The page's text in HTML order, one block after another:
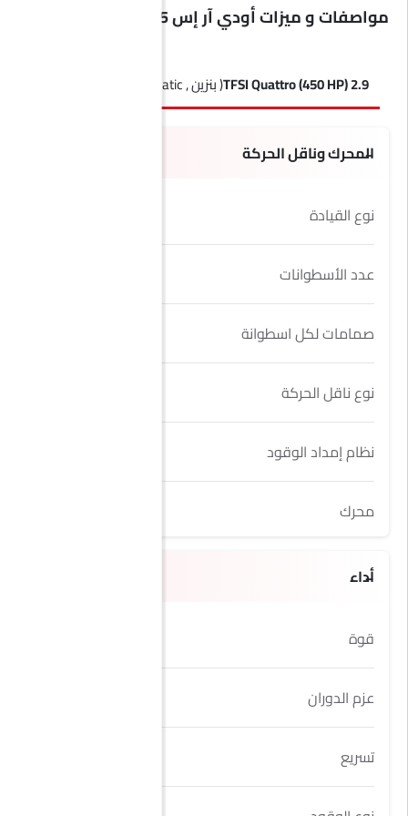
مواصفات و ميزات أودي آر إس 5 كوبيه
2.9 TFSI Quattro (450 HP) ( بنزين , Automatic )
المحرك وناقل الحركة
نوع القيادة
عدد الأسطوانات
صمامات لكل اسطوانة
نوع ناقل الحركة
نظام إمداد الوقود
محرك
أداء
قوة
عزم الدوران
تسريع